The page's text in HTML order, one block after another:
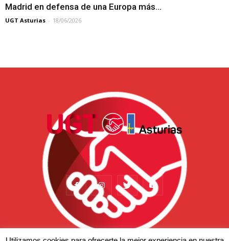
Madrid en defensa de una Europa más...
UGT Asturias - 18/06/2026